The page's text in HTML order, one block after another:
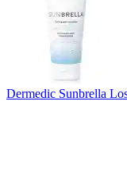
Dermedic Sunbrella